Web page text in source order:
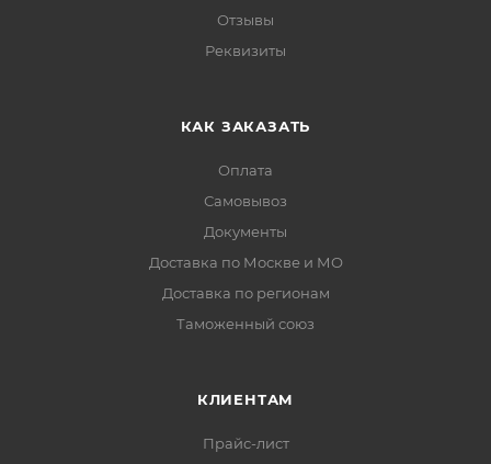
Отзывы
Реквизиты
КАК ЗАКАЗАТЬ
Оплата
Самовывоз
Документы
Доставка по Москве и МО
Доставка по регионам
Таможенный союз
КЛИЕНТАМ
Прайс-лист